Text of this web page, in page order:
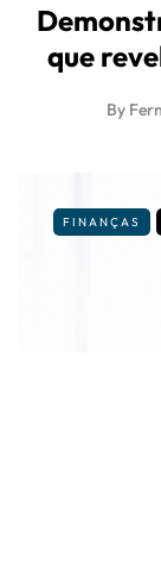
que
By
FINANÇAS